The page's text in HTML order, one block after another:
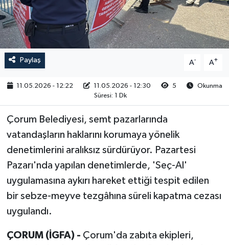
Paylaş A- A+
11.05.2026 - 12:22 11.05.2026 - 12:30 5
Okunma
Süresi: 1 Dk
Çorum Belediyesi, semt pazarlarında
vatandaşların haklarını korumaya yönelik
denetimlerini aralıksız sürdürüyor. Pazartesi
Pazarı'nda yapılan denetimlerde, 'Seç-Al'
uygulamasına aykırı hareket ettiği tespit edilen
bir sebze-meyve tezgâhına süreli kapatma cezası
uygulandı.
ÇORUM (İGFA) - Çorum'da zabıta ekipleri,
RESMİ İLAN